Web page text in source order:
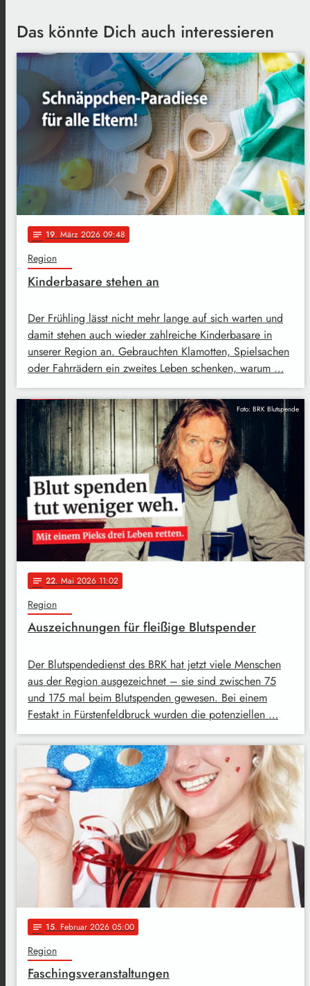
Das könnte Dich auch interessieren
notes 19. März 2026 09:48
Region
Kinderbasare stehen an
Der Frühling lässt nicht mehr lange auf sich warten und
damit stehen auch wieder zahlreiche Kinderbasare in
unserer Region an. Gebrauchten Klamotten, Spielsachen
oder Fahrrädern ein zweites Leben schenken, warum …
Foto: BRK Blutspende
notes 22. Mai 2026 11:02
Region
Auszeichnungen für fleißige Blutspender
Der Blutspendedienst des BRK hat jetzt viele Menschen
aus der Region ausgezeichnet – sie sind zwischen 75
und 175 mal beim Blutspenden gewesen. Bei einem
Festakt in Fürstenfeldbruck wurden die potenziellen …
notes 15. Februar 2026 05:00
Region
Faschingsveranstaltungen